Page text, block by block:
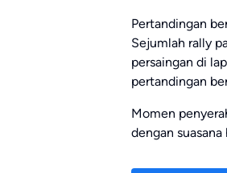
Pertandingan
Sejumlah rally
persaingan di
pertandingan
Momen
dengan